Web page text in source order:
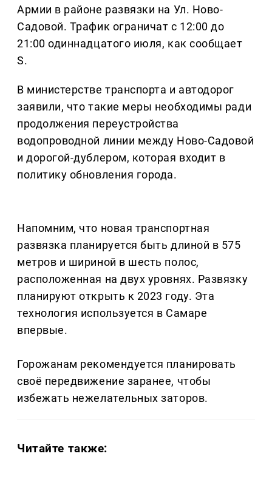
Армии в районе развязки на Ул. Ново-
Садовой. Трафик ограничат с 12:00 до
21:00 одиннадцатого июля, как сообщает
S.
В министерстве транспорта и автодорог
заявили, что такие меры необходимы ради
продолжения переустройства
водопроводной линии между Ново-Садовой
и дорогой-дублером, которая входит в
политику обновления города.
Напомним, что новая транспортная
развязка планируется быть длиной в 575
метров и шириной в шесть полос,
расположенная на двух уровнях. Развязку
планируют открыть к 2023 году. Эта
технология используется в Самаре
впервые.
Горожанам рекомендуется планировать
своё передвижение заранее, чтобы
избежать нежелательных заторов.
Читайте также: